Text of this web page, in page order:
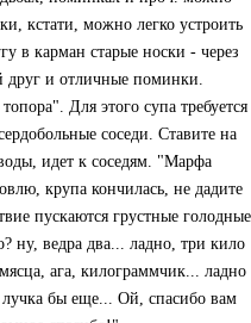
кстати, можно легко устроить
в карман старые носки - через
друг и отличные поминки.
Для этого супа требуется
соседи. Ставите на
идет к соседям. "Марфа
крупа кончилась, не дадите
пускаются грустные голодные
ну, ведра два... ладно, три кило
ага, килограммчик... ладно
лучка бы еще... Ой, спасибо вам